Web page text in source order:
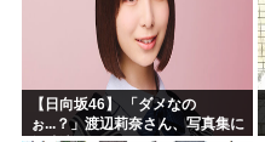
【日向坂46】 「ダメなの
ぉ...？」渡辺莉奈さん、写真集に